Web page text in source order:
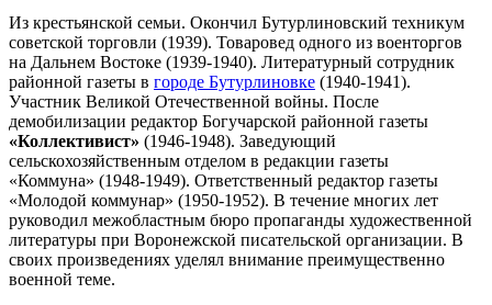
Из крестьянской семьи. Окончил Бутурлиновский техникум
советской торговли (1939). Товаровед одного из военторгов
на Дальнем Востоке (1939-1940). Литературный сотрудник
районной газеты в городе Бутурлиновке (1940-1941).
Участник Великой Отечественной войны. После
демобилизации редактор Богучарской районной газеты
«Коллективист» (1946-1948). Заведующий
сельскохозяйственным отделом в редакции газеты
«Коммуна» (1948-1949). Ответственный редактор газеты
«Молодой коммунар» (1950-1952). В течение многих лет
руководил межобластным бюро пропаганды художественной
литературы при Воронежской писательской организации. В
своих произведениях уделял внимание преимущественно
военной теме.